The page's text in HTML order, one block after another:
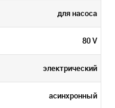
для насоса
80 V
электрический
асинхронный